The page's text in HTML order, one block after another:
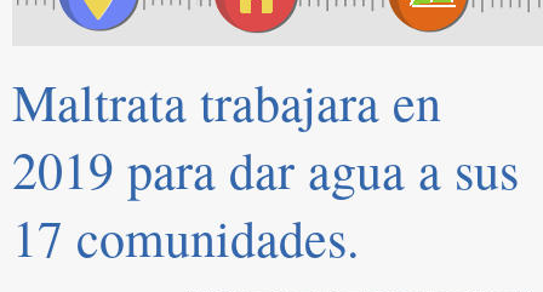
Maltrata trabajara en
2019 para dar agua a sus
17 comunidades.